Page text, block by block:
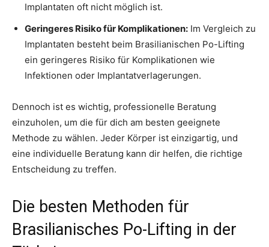
Implantaten oft nicht möglich ist.
Geringeres Risiko für Komplikationen: Im Vergleich zu
Implantaten besteht beim Brasilianischen Po-Lifting
ein geringeres Risiko für Komplikationen wie
Infektionen oder Implantatverlagerungen.
Dennoch ist es wichtig, professionelle Beratung
einzuholen, um die für dich am besten geeignete
Methode zu wählen. Jeder Körper ist einzigartig, und
eine individuelle Beratung kann dir helfen, die richtige
Entscheidung zu treffen.
Die besten Methoden für
Brasilianisches Po-Lifting in der